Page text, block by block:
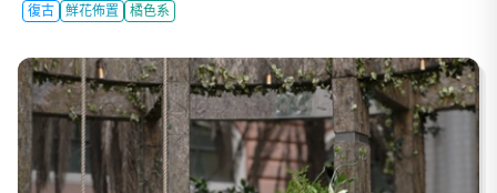
復古 鮮花佈置 橘色系